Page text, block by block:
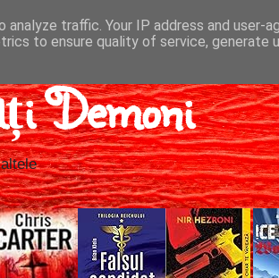
Demoni
traffic. Your IP address and user-
to ensure quality of service, generate